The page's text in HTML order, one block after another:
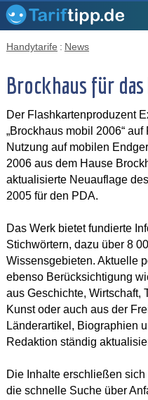
Handytarife : News
Brockhaus für das
Der Flashkartenproduzent
„Brockhaus mobil 2006“
Nutzung auf mobilen
2006 aus dem Hause
aktualisierte Neuauflage
2005 für den PDA.
Das Werk bietet fundierte
Stichwörtern, dazu über 8
Wissensgebieten. Aktuelle
ebenso Berücksichtigung
aus Geschichte, Wirtschaft,
Kunst oder auch aus der
Länderartikel, Biographien
Redaktion ständig
Die Inhalte erschließen
die schnelle Suche über